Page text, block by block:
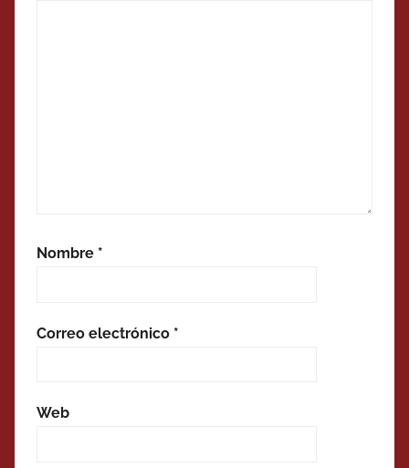
Nombre *
Correo electrónico *
Web